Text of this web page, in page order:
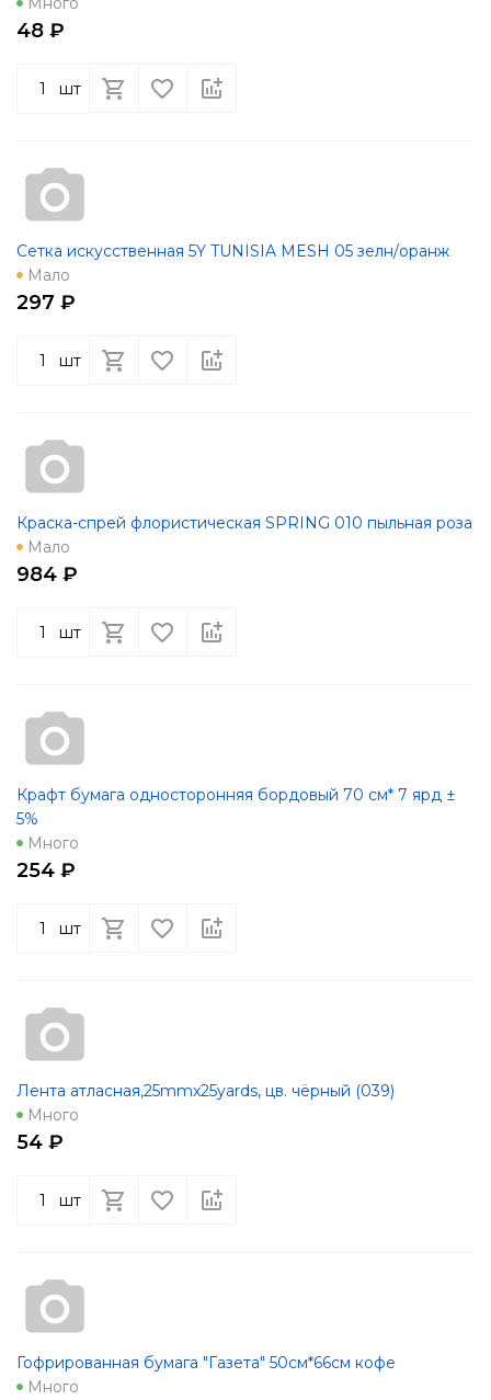
48 ₽
шт
Сетка искусственная 5Y TUNISIA MESH 05 зелн/оранж
Мало
297 ₽
шт
Краска-спрей флористическая SPRING 010 пыльная роза
Мало
984 ₽
шт
Крафт бумага односторонняя бордовый 70 см* 7 ярд ±
5%
Много
254 ₽
шт
Лента атласная,25mmx25yards, цв. чёрный (039)
Много
54 ₽
шт
Гофрированная бумага "Газета" 50см*66см кофе
Много